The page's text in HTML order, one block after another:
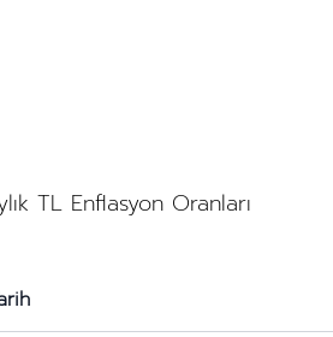
TL Enflasyon Oranları